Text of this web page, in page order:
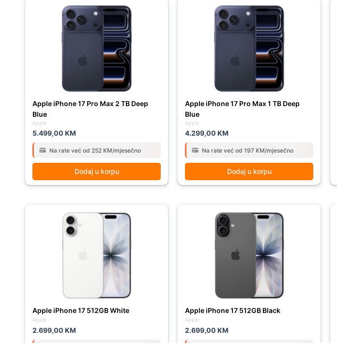
Apple
Apple iPhone 17 Pro Max 2 TB Deep
Blue
5.499,00 KM
Na rate već od 252 KM/mjesečno
Dodaj u korpu
Apple
Apple iPhone 17 Pro Max 1 TB Deep
Blue
4.299,00 KM
Na rate već od 197 KM/mjesečno
Dodaj u korpu
Apple
Apple iPhone 17 512GB White
2.699,00 KM
Apple
Apple iPhone 17 512GB Black
2.699,00 KM